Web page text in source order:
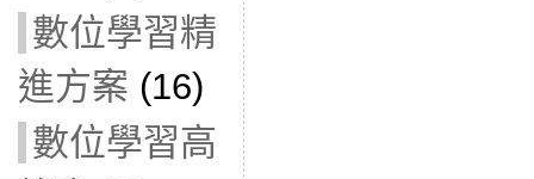
數位學習精
進方案 (16)
數位學習高